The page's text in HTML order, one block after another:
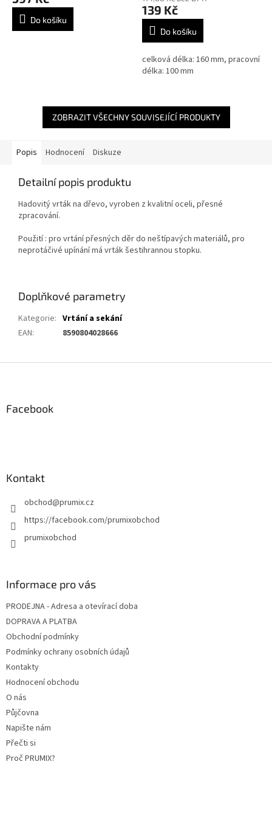
Do košíku
139 Kč
Do košíku
celková délka: 160 mm, pracovní
délka: 100 mm
ZOBRAZIT VŠECHNY SOUVISEJÍCÍ PRODUKTY
Popis Hodnocení Diskuze
Detailní popis produktu
Hadovitý vrták na dřevo, vyroben z kvalitní oceli, přesné
zpracování.
Použití : pro vrtání přesných děr do neštípavých materiálů, pro
neprotáčivé upínání má vrták šestihrannou stopku.
Doplňkové parametry
Kategorie: Vrtání a sekání
EAN: 8590804028666
Facebook
Kontakt
obchod@prumix.cz
https://facebook.com/prumixobchod
prumixobchod
Informace pro vás
PRODEJNA - Adresa a otevírací doba
DOPRAVA A PLATBA
Obchodní podmínky
Podmínky ochrany osobních údajů
Kontakty
Hodnocení obchodu
O nás
Půjčovna
Napište nám
Přečti si
Proč PRUMIX?